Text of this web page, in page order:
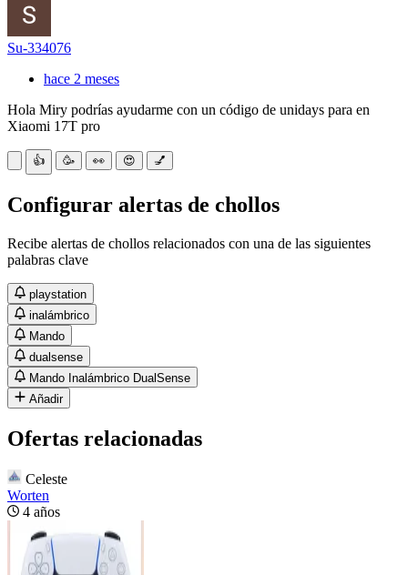
Su-334076
hace 2 meses
Hola Miry podrías ayudarme con un código de unidays para en
Xiaomi 17T pro
👍 🥳 👀 😍 💅
Configurar alertas de chollos
Recibe alertas de chollos relacionados con una de las siguientes
palabras clave
playstation
inalámbrico
Mando
dualsense
Mando Inalámbrico DualSense
Añadir
Ofertas relacionadas
Celeste
Worten
4 años